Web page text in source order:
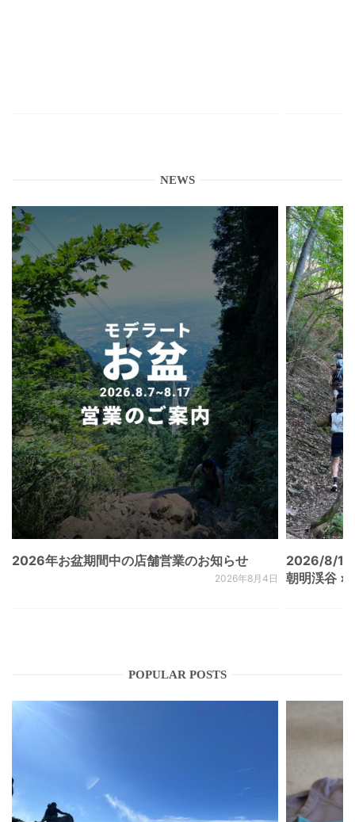
NEWS
2026年お盆期間中の店舗営業のお知らせ
2026年8月4日
2026/8/
朝明渓谷 ×
POPULAR POSTS